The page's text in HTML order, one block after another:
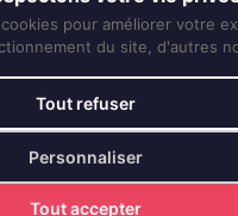
pour améliorer votre
du site, d'autres
Tout refuser
Personnaliser
Tout accepter